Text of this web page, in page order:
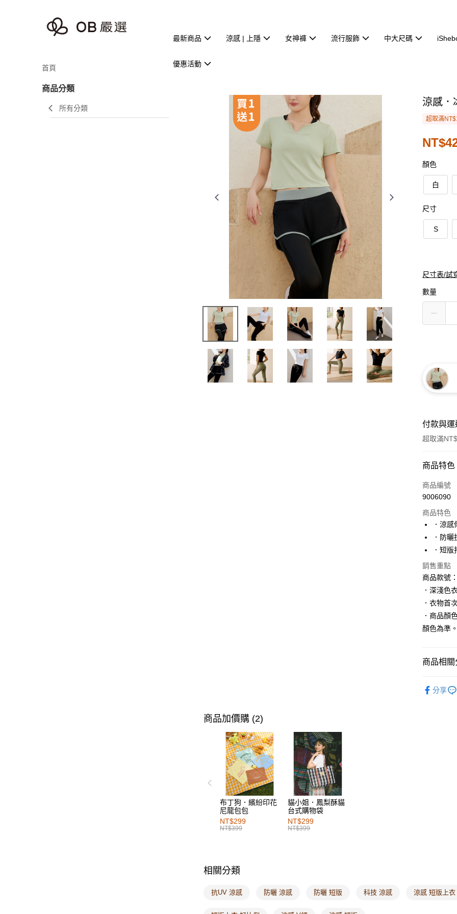
最新商品 涼感 | 上隱 女神褲 流行服飾 中大尺碼
優惠活動
首頁
商品分類
所有分類
涼感．
超取滿
顏色
白
尺寸
S
尺寸表/試
數量
付款與
超取滿
付款方式
信用卡一
超商取貨
LINE Pay
運送方式
全家取貨
每筆
每筆
每筆
海外配送-
商品特色
商品編號
9006090
商品特色
．涼
．防
．短
銷售重點
商品款號
．深淺色
．衣物首
．商品顏
顏色為準
商品相關
分享
商品加價購 (2)
布丁狗．繽紛印花
尼龍包包
NT$299
NT$399
貓小姐．鳳梨酥貓
台式購物袋
NT$299
NT$399
相關分類
抗UV 涼感 防曬 涼感 防曬 短版 科技 涼感 涼感 短版上衣